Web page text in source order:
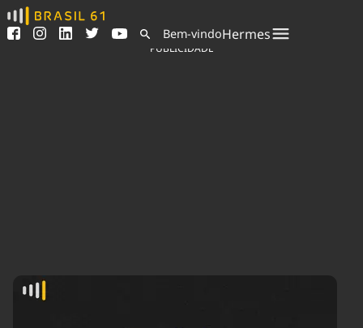
Ver todas as notícias
Podcasts
Indicadores
Agronegócios
Bem-vindoHermes
PUBLICIDADE